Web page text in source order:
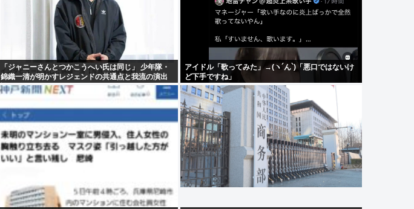
「ジャニーさんとつかこうへい氏は同じ」 少年隊・
錦織一清が明かすレジェンドの共通点と我流の演出
論
アイドル「歌ってみた」→(ヽ´ん`)「悪口ではないけ
ど下手ですね」